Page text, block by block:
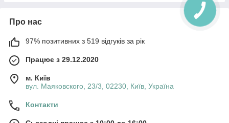
Про нас
97% позитивних з 519 відгуків за рік
Працює з 29.12.2020
м. Київ
вул. Маяковского, 23/3, 02230, Київ, Україна
Контакти